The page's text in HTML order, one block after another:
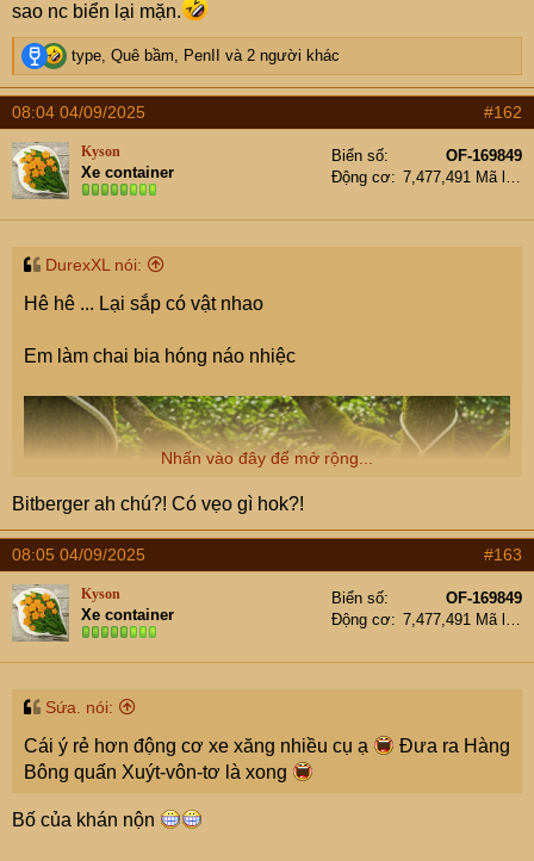
sao nc biển lại mặn.
R
e
a
c
s
type, Quê bầm, PenII và 2 người khác
08:04 04/09/2025 #162
Kyson
Xe container
Biển số
OF-169849
Động cơ
7,477,491 Mã lực
DurexXL nói:
Hê hê ... Lại sắp có vật nhao
Em làm chai bia hóng náo nhiệc
Nhấn vào đây để mở rộng...
Bitberger ah chú?! Có vẹo gì hok?!
08:05 04/09/2025 #163
Kyson
Xe container
Biển số
OF-169849
Động cơ
7,477,491 Mã lực
Sứa. nói:
Cái ý rẻ hơn động cơ xe xăng nhiều cụ ạ
Đưa ra Hàng
Bông quấn Xuýt-vôn-tơ là xong
Bố của khán nộn